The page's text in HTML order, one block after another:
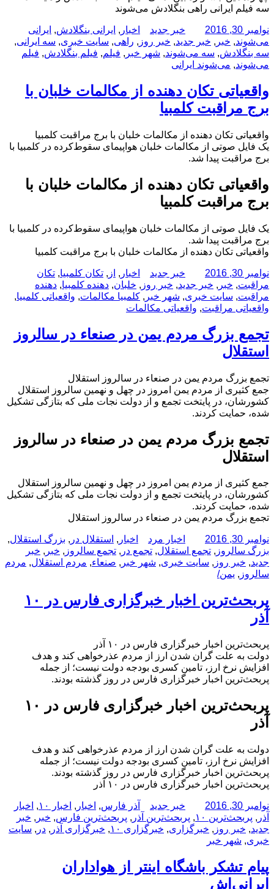
سه فیلم ایرانی راهی بنگلادش می‌شوند
ارسال
شده
در
نوامبر 30, 2016 نویسنده
دسته‌ها
خبر جدید برچسب‌ها
اخبار , ایرانی بنگلادش, ایرانی
می‌شوند, خبر , خبر جدید, خبر روز , راهی, سایت خبری, سه ایرانی,
سه بنگلادش, سه می‌شوند, شهر خبر , فیلم, فیلم بنگلادش, فیلم
می‌شوند, می‌شوند ایرانی
واقعیاتى تکان دهنده از مکالمات خلبان با
برج مراقبت کلمبیا
واقعیاتى تکان دهنده از مکالمات خلبان با برج مراقبت کلمبیا
یک فایل صوتی از مکالمات خلبان هواپیمای سقوط‌کرده در کلمبیا با
برج مراقبت پیدا شد.
واقعیاتى تکان دهنده از مکالمات خلبان با
برج مراقبت کلمبیا
یک فایل صوتی از مکالمات خلبان هواپیمای سقوط‌کرده در کلمبیا با
برج مراقبت پیدا شد.
واقعیاتى تکان دهنده از مکالمات خلبان با برج مراقبت کلمبیا
ارسال
شده
در
نوامبر 30, 2016 نویسنده
دسته‌ها
خبر جدید برچسب‌ها
اخبار , از , تکان کلمبیا, تکان
مراقبت, خبر , خبر جدید, خبر روز , خلبان, دهنده کلمبیا, دهنده
مراقبت, سایت خبری, شهر خبر , کلمبیا مکالمات, واقعیاتى کلمبیا,
واقعیاتى مراقبت, واقعیاتى مکالمات
تجمع بزرگ مردم یمن در صنعاء در سالروز
استقلال
تجمع بزرگ مردم یمن در صنعاء در سالروز استقلال
جمع کثیری از مردم یمن امروز در چهل و نهمین سالروز استقلال
کشورشان، در پایتخت تجمع و از دولت نجات ملی که بتازگی تشکیل
شده، حمایت کردند.
تجمع بزرگ مردم یمن در صنعاء در سالروز
استقلال
جمع کثیری از مردم یمن امروز در چهل و نهمین سالروز استقلال
کشورشان، در پایتخت تجمع و از دولت نجات ملی که بتازگی تشکیل
شده، حمایت کردند.
تجمع بزرگ مردم یمن در صنعاء در سالروز استقلال
ارسال
شده
در
نوامبر 30, 2016 نویسنده
دسته‌ها
اخبار مرد برچسب‌ها
اخبار , استقلال در , بزرگ استقلال,
بزرگ سالروز , تجمع استقلال, تجمع در , تجمع سالروز , خبر , خبر
جدید, خبر روز , سایت خبری, شهر خبر , صنعاء, مردم استقلال, مردم
سالروز , یمن/
پربحث‌ترین اخبار خبرگزاری فارس در ۱۰
آذر
پربحث‌ترین اخبار خبرگزاری فارس در ۱۰ آذر
دولت به علت گران شدن ارز از مردم عذرخواهی کند و هدف
افزایش نرخ ارز، تامین کسری بودجه دولت نیست؛ از جمله
پربحث‌ترین اخبار خبرگزاری فارس در روز گذشته بودند.
پربحث‌ترین اخبار خبرگزاری فارس در ۱۰
آذر
دولت به علت گران شدن ارز از مردم عذرخواهی کند و هدف
افزایش نرخ ارز، تامین کسری بودجه دولت نیست؛ از جمله
پربحث‌ترین اخبار خبرگزاری فارس در روز گذشته بودند.
پربحث‌ترین اخبار خبرگزاری فارس در ۱۰ آذر
ارسال
شده
در
نوامبر 30, 2016 نویسنده
دسته‌ها
خبر جدید برچسب‌ها
آذر فارس, اخبار , اخبار ۱۰ , اخبار
آذر , پربحث‌ترین ۱۰ , پربحث‌ترین آذر , پربحث‌ترین فارس, خبر , خبر
جدید, خبر روز , خبرگزاری, خبرگزاری ۱۰ , خبرگزاری آذر , در , سایت
خبری, شهر خبر
پیام تشکر باشگاه اینتر از هواداران
ایرانی‌اش